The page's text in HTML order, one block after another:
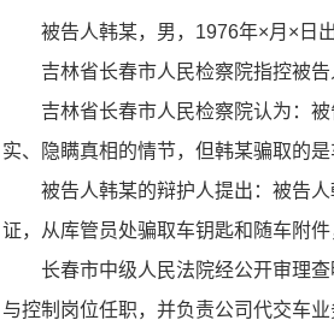
被告人韩某，男，1976年×月×日出
吉林省长春市人民检察院指控被告
吉林省长春市人民检察院认为：被
实、隐瞒真相的情节，但韩某骗取的
被告人韩某的辩护人提出：被告人
证，从库管员处骗取车钥匙和随车附
长春市中级人民法院经公开审理查
与控制岗位任职，并负责公司代交车